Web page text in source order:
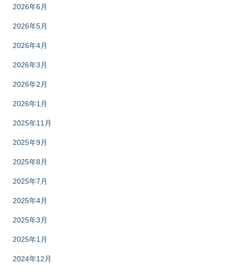
2026年6月
2026年5月
2026年4月
2026年3月
2026年2月
2026年1月
2025年11月
2025年9月
2025年8月
2025年7月
2025年4月
2025年3月
2025年1月
2024年12月